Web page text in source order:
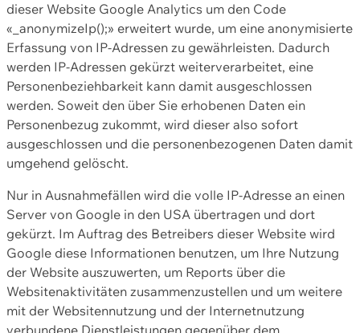
dieser Website Google Analytics um den Code
«_anonymizeIp();» erweitert wurde, um eine anonymisierte
Erfassung von IP-Adressen zu gewährleisten. Dadurch
werden IP-Adressen gekürzt weiterverarbeitet, eine
Personenbeziehbarkeit kann damit ausgeschlossen
werden. Soweit den über Sie erhobenen Daten ein
Personenbezug zukommt, wird dieser also sofort
ausgeschlossen und die personenbezogenen Daten damit
umgehend gelöscht.
Nur in Ausnahmefällen wird die volle IP-Adresse an einen
Server von Google in den USA übertragen und dort
gekürzt. Im Auftrag des Betreibers dieser Website wird
Google diese Informationen benutzen, um Ihre Nutzung
der Website auszuwerten, um Reports über die
Websitenaktivitäten zusammenzustellen und um weitere
mit der Websitennutzung und der Internetnutzung